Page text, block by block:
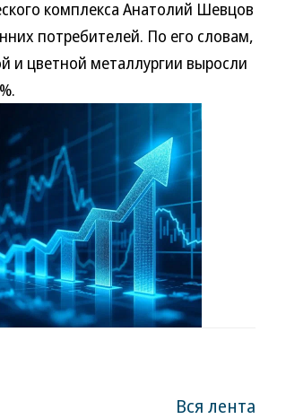
комплекса Анатолий Шевцов
потребителей. По его словам,
и цветной металлургии выросли
Вся лента